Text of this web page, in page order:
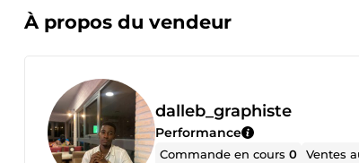
À propos du vendeur
dalleb_graphiste
Performance
Commande en cours0 Ventes